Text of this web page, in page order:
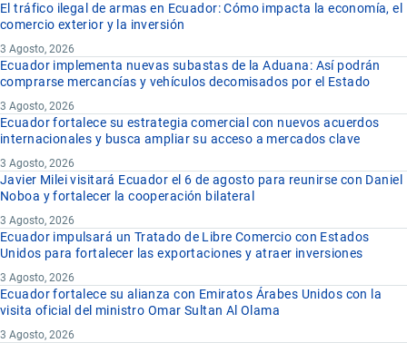
El tráfico ilegal de armas en Ecuador: Cómo impacta la economía, el
comercio exterior y la inversión
3 Agosto, 2026
Ecuador implementa nuevas subastas de la Aduana: Así podrán
comprarse mercancías y vehículos decomisados por el Estado
3 Agosto, 2026
Ecuador fortalece su estrategia comercial con nuevos acuerdos
internacionales y busca ampliar su acceso a mercados clave
3 Agosto, 2026
Javier Milei visitará Ecuador el 6 de agosto para reunirse con Daniel
Noboa y fortalecer la cooperación bilateral
3 Agosto, 2026
Ecuador impulsará un Tratado de Libre Comercio con Estados
Unidos para fortalecer las exportaciones y atraer inversiones
3 Agosto, 2026
Ecuador fortalece su alianza con Emiratos Árabes Unidos con la
visita oficial del ministro Omar Sultan Al Olama
3 Agosto, 2026